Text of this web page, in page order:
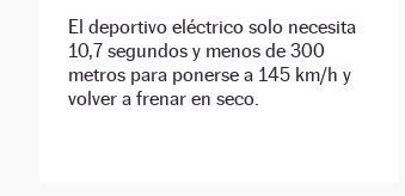
El deportivo eléctrico solo necesita
10,7 segundos y menos de 300
metros para ponerse a 145 km/h y
volver a frenar en seco.